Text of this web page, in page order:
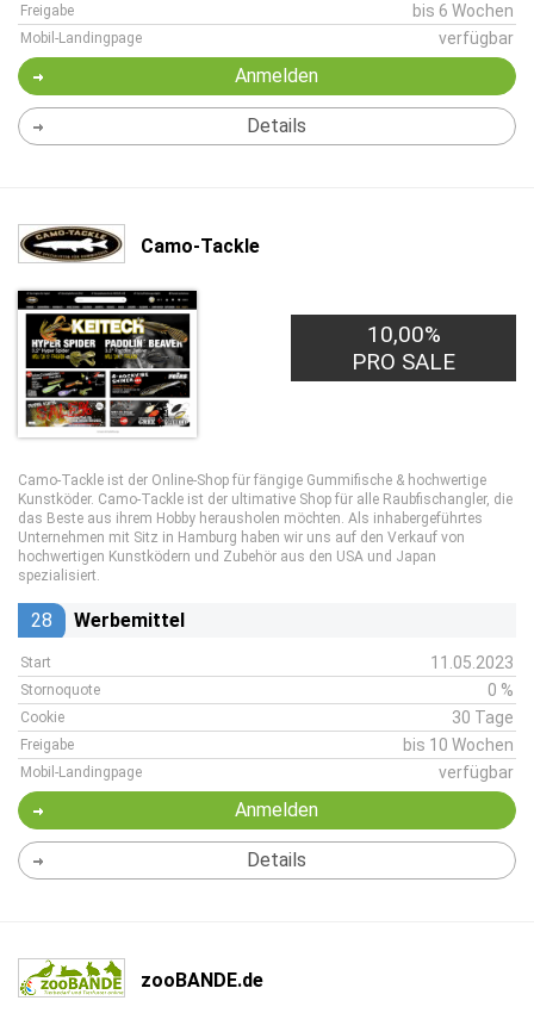
Freigabe bis 6 Wochen
Mobil-Landingpage verfügbar
Anmelden
Details
Camo-Tackle
10,00%
PRO SALE
Camo-Tackle ist der Online-Shop für fängige Gummifische & hochwertige
Kunstköder. Camo-Tackle ist der ultimative Shop für alle Raubfischangler, die
das Beste aus ihrem Hobby herausholen möchten. Als inhabergeführtes
Unternehmen mit Sitz in Hamburg haben wir uns auf den Verkauf von
hochwertigen Kunstködern und Zubehör aus den USA und Japan
spezialisiert.
28 Werbemittel
Start 11.05.2023
Stornoquote 0 %
Cookie 30 Tage
Freigabe bis 10 Wochen
Mobil-Landingpage verfügbar
Anmelden
Details
zooBANDE.de